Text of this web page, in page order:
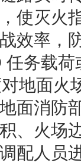
使灭火
效率，
务载
地面火
面消防
、火
配人员